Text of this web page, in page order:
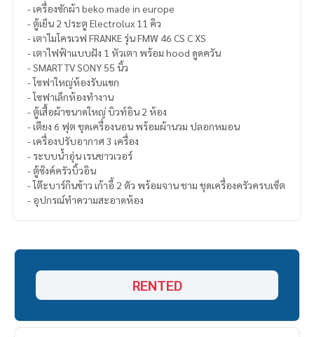
- เครื่องซักผ้า beko made in europe
- ตู้เย็น 2 ประตู Electrolux 11 คิว
- เตาไมโครเวฟ FRANKE รุ่น FMW 46 CS C XS
- เตาไฟฟ้าแบบฝัง 1 หัวเตา พร้อม hood ดูดควัน
- SMART TV SONY 55 นิ้ว
- โซฟาใหญ่ห้องรับแขก
- โซฟาเล็กห้องทำงาน
- ตู้เสื้อผ้าขนาดใหญ่ บิวท์อิน 2 ห้อง
- เตียง 6 ฟุต ชุดเครื่องนอน พร้อมผ้านวม ปลอกหมอน
- เครื่องปรับอากาศ 3 เครื่อง
- ระบบน้ำอุ่น เรนชาวเวอร์
- ตู้ซิงค์ครัวบิ้วอิน
- โต๊ะบาร์กินข้าว เก้าอี้ 2 ตัว พร้อมจาน ชาม ชุดเครื่องครัวครบเซ็ต
- อุปกรณ์ทำความสะอาดห้อง
RENTED